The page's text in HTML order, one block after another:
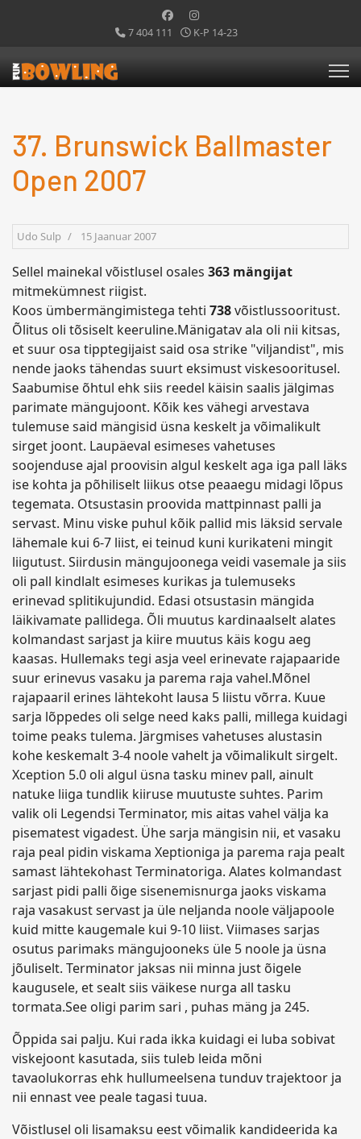
7 404 111 K-P 14-23
37. Brunswick Ballmaster
Open 2007
Udo Sulp 15 Jaanuar 2007
Sellel mainekal võistlusel osales 363 mängijat
mitmekümnest riigist.
Koos ümbermängimistega tehti 738võistlussooritust.
Õlitus oli tõsiselt keeruline.Mänigatav ala oli nii kitsas,
et suur osa tipptegijaist said osa strike "viljandist", mis
nende jaoks tähendas suurt eksimust viskesooritusel.
Saabumise õhtul ehk siis reedel käisin saalis jälgimas
parimate mängujoont. Kõik kes vähegi arvestava
tulemuse said mängisid üsna keskelt ja võimalikult
sirget joont. Laupäeval esimeses vahetuses
soojenduse ajal proovisin algul keskelt aga iga pall läks
ise kohta ja põhiliselt liikus otse peaaegu midagi lõpus
tegemata. Otsustasin proovida mattpinnast palli ja
servast. Minu viske puhul kõik pallid mis läksid servale
lähemale kui 6-7 liist, ei teinud kuni kurikateni mingit
liigutust. Siirdusin mängujoonega veidi vasemale ja siis
oli pall kindlalt esimeses kurikas ja tulemuseks
erinevad splitikujundid. Edasi otsustasin mängida
läikivamate pallidega. Õli muutus kardinaalselt alates
kolmandast sarjast ja kiire muutus käis kogu aeg
kaasas. Hullemaks tegi asja veel erinevate rajapaaride
suur erinevus vasaku ja parema raja vahel.Mõnel
rajapaaril erines lähtekoht lausa 5 liistu võrra. Kuue
sarja lõppedes oli selge need kaks palli, millega kuidagi
toime peaks tulema. Järgmises vahetuses alustasin
kohe keskemalt 3-4 noole vahelt ja võimalikult sirgelt.
Xception 5.0 oli algul üsna tasku minev pall, ainult
natuke liiga tundlik kiiruse muutuste suhtes. Parim
valik oli Legendsi Terminator, mis aitas vahel välja ka
pisematest vigadest. Ühe sarja mängisin nii, et vasaku
raja peal pidin viskama Xeptioniga ja parema raja pealt
samast lähtekohast Terminatoriga. Alates kolmandast
sarjast pidi palli õige sisenemisnurga jaoks viskama
raja vasakust servast ja üle neljanda noole väljapoole
kuid mitte kaugemale kui 9-10 liist. Viimases sarjas
osutus parimaks mängujooneks üle 5 noole ja üsna
jõuliselt. Terminator jaksas nii minna just õigele
kaugusele, et sealt siis väikese nurga all tasku
tormata.See oligi parim sari , puhas mäng ja 245.
Õppida sai palju. Kui rada ikka kuidagi ei luba sobivat
viskejoont kasutada, siis tuleb leida mõni
tavaolukorras ehk hullumeelsena tunduv trajektoor ja
nii ennast vee peale tagasi tuua.
Võistlusel oli lisamaksu eest võimalik kandideerida ka